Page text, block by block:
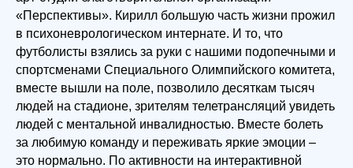
«Перспективы». Кирилл большую часть жизни прожил
в психоневрологическом интернате. И то, что
футболисты взялись за руки с нашими подопечными и
спортсменами Специального Олимпийского комитета,
вместе вышли на поле, позволило десяткам тысяч
людей на стадионе, зрителям телетрансляций увидеть
людей с ментальной инвалидностью. Вместе болеть
за любимую команду и переживать яркие эмоции –
это нормально. По активности на интерактивной